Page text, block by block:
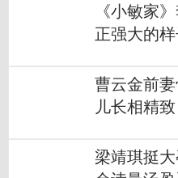
《小敏家
正强大的
曹云金前
儿长相精
梁靖琪挺